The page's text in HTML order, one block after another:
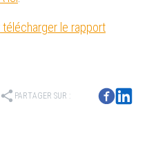
télécharger le rapport
share PARTAGER SUR :